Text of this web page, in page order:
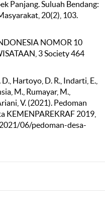
Panjang. Suluah Bendang:
20(2), 103.
NOMOR 10
3 Society 464
Hartoyo, D. R., Indarti, E.,
M., Rumayar, M.,
V. (2021). Pedoman
KEMENPAREKRAF 2019,
06/pedoman-desa-